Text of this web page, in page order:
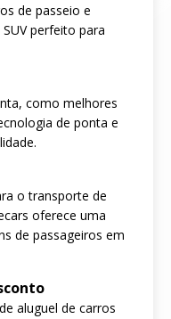
de passeio e
perfeito para
como melhores
de ponta e
o transporte de
oferece uma
de passageiros em
aluguel de carros